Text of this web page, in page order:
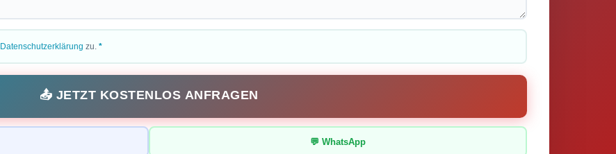
Datenschutzerklärung zu. *
📤 JETZT KOSTENLOS ANFRAGEN
💬 WhatsApp